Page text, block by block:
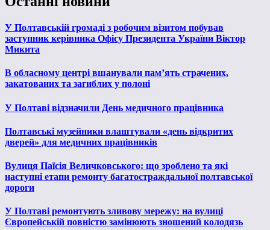
У Полтавській громаді з робочим візитом побував
заступник керівника Офісу Президента України Віктор
Микита
В обласному центрі вшанували пам’ять страчених,
закатованих та загиблих у полоні
У Полтаві відзначили День медичного працівника
Полтавські музейники влаштували «день відкритих
дверей» для медичних працівників
Вулиця Паїсія Величковського: що зроблено та які
наступні етапи ремонту багатостраждальної полтавської
дороги
У Полтаві ремонтують зливову мережу: на вулиці
Європейській повністю замінюють зношений колодязь